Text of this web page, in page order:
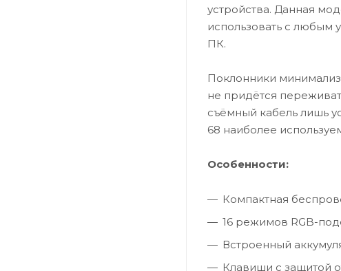
устройства. Данная
использовать с любым
ПК.
Поклонники
не придётся
съёмный кабель лишь
68 наиболее
Особенности:
Компактная
16 режимов RGB-
Встроенный
Клавиши с защитой